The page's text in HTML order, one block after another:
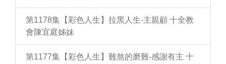
第1178集【彩色人生】拉黑人生-主親顧 十全教
會陳宜庭姊妹
第1177集【彩色人生】難熬的磨難-感謝有主 十